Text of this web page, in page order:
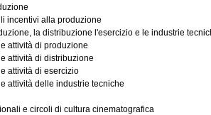
incentivi alla produzione
la distribuzione l'esercizio e le industrie
attività di produzione
attività di distribuzione
attività di esercizio
attività delle industrie tecniche
e circoli di cultura cinematografica